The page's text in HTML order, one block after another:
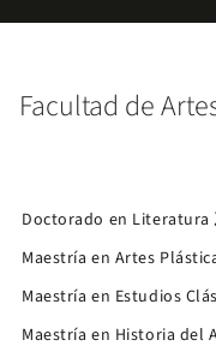
Facultad de
Doctorado en Literatura
Maestría en Artes
Maestría en Estudios
Maestría en Historia del